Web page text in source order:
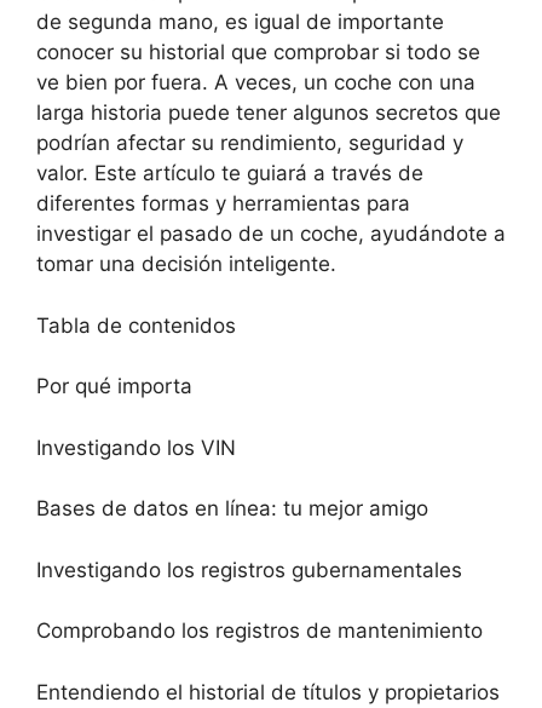
de segunda mano, es igual de importante
conocer su historial que comprobar si todo se
ve bien por fuera. A veces, un coche con una
larga historia puede tener algunos secretos que
podrían afectar su rendimiento, seguridad y
valor. Este artículo te guiará a través de
diferentes formas y herramientas para
investigar el pasado de un coche, ayudándote a
tomar una decisión inteligente.
Tabla de contenidos
Por qué importa
Investigando los VIN
Bases de datos en línea: tu mejor amigo
Investigando los registros gubernamentales
Comprobando los registros de mantenimiento
Entendiendo el historial de títulos y propietarios